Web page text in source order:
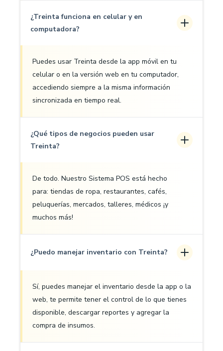
¿Treinta funciona en celular y en
computadora?
Puedes usar Treinta desde la app móvil en tu
celular o en la versión web en tu computador,
accediendo siempre a la misma información
sincronizada en tiempo real.
¿Qué tipos de negocios pueden usar
Treinta?
De todo. Nuestro Sistema POS está hecho
para: tiendas de ropa, restaurantes, cafés,
peluquerías, mercados, talleres, médicos ¡y
muchos más!
¿Puedo manejar inventario con Treinta?
Sí, puedes manejar el inventario desde la app o la
web, te permite tener el control de lo que tienes
disponible, descargar reportes y agregar la
compra de insumos.